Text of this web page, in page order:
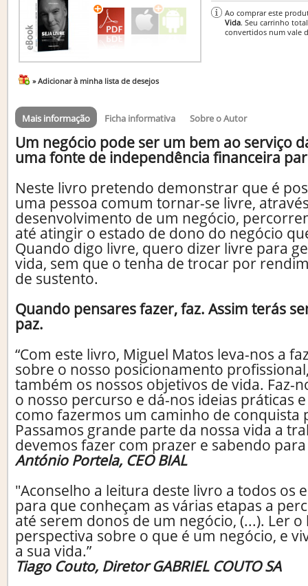
» Adicionar à minha lista de desejos
Ao comprar este
Vida. Seu carrinho
convertidos num vale
Mais informação Ficha informativa Sobre o Autor
Um negócio pode ser um bem ao serviço
uma fonte de independência financeira
Neste livro pretendo demonstrar que é
uma pessoa comum tornar-se livre,
desenvolvimento de um negócio,
até atingir o estado de dono do negócio
Quando digo livre, quero dizer livre para
vida, sem que o tenha de trocar por
de sustento.
Quando pensares fazer, faz. Assim terás
paz.
“Com este livro, Miguel Matos leva-nos a
sobre o nosso posicionamento
também os nossos objetivos de vida. Faz-
o nosso percurso e dá-nos ideias práticas
como fazermos um caminho de conquista
Passamos grande parte da nossa vida a
devemos fazer com prazer e sabendo
António Portela, CEO BIAL
"Aconselho a leitura deste livro a todos os
para que conheçam as várias etapas a
até serem donos de um negócio, (...). Ler
perspectiva sobre o que é um negócio, e
a sua vida.”
Tiago Couto, Diretor GABRIEL COUTO SA